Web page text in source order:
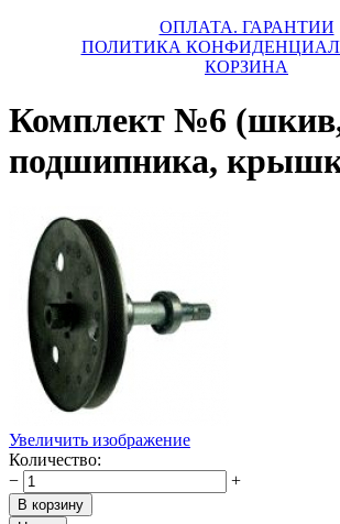
ОПЛАТА. ГАРАНТИИ
ПОЛИТИКА
КОРЗИНА
Комплект №6
подшипника,
Увеличить изображение
Количество:
−
+